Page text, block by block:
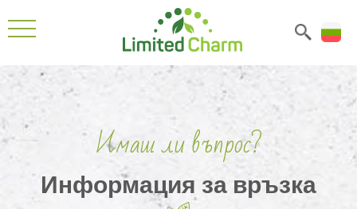
Имаш ли въпрос?
Информация за връзка